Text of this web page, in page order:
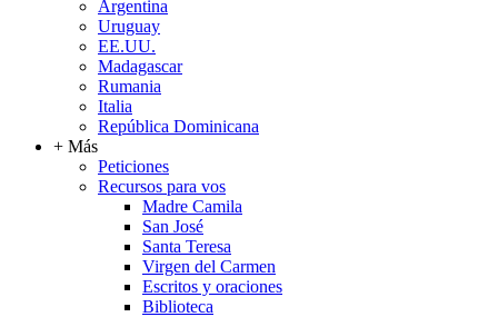
Argentina
Uruguay
EE.UU.
Madagascar
Rumania
Italia
República Dominicana
+ Más
Peticiones
Recursos para vos
Madre Camila
San José
Santa Teresa
Virgen del Carmen
Escritos y oraciones
Biblioteca